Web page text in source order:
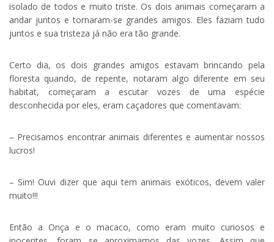
isolado de todos e muito triste. Os dois animais começaram a
andar juntos e tornaram-se grandes amigos. Eles faziam tudo
juntos e sua tristeza já não era tão grande.
Certo dia, os dois grandes amigos estavam brincando pela
floresta quando, de repente, notaram algo diferente em seu
habitat, começaram a escutar vozes de uma espécie
desconhecida por eles, eram caçadores que comentavam:
– Precisamos encontrar animais diferentes e aumentar nossos
lucros!
– Sim! Ouvi dizer que aqui tem animais exóticos, devem valer
muito!!!
Então a Onça e o macaco, como eram muito curiosos e